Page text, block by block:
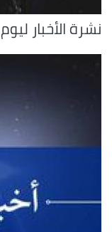
نشرة الأخبار ليوم 25/06/2026